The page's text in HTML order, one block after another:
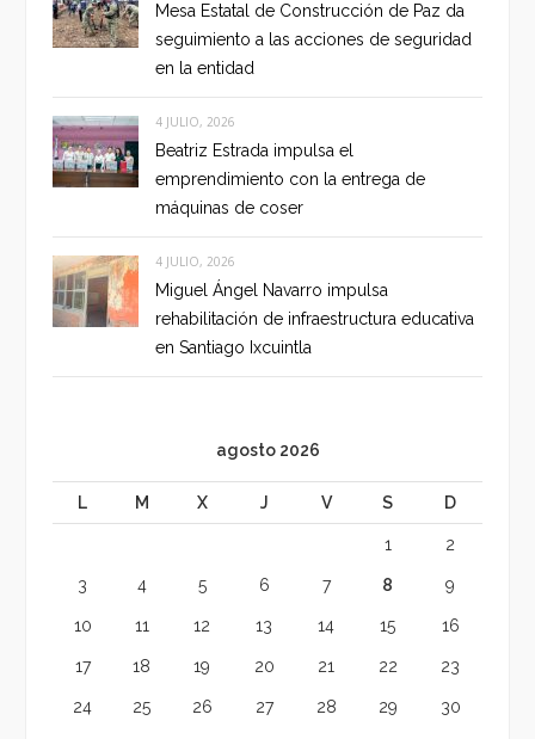
Mesa Estatal de Construcción de Paz da
seguimiento a las acciones de seguridad
en la entidad
4 JULIO, 2026
Beatriz Estrada impulsa el
emprendimiento con la entrega de
máquinas de coser
4 JULIO, 2026
Miguel Ángel Navarro impulsa
rehabilitación de infraestructura educativa
en Santiago Ixcuintla
agosto 2026
L M X J V S D
1 2
3 4 5 6 7 8 9
10 11 12 13 14 15 16
17 18 19 20 21 22 23
24 25 26 27 28 29 30